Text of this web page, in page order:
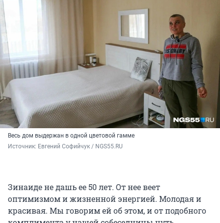
Весь дом выдержан в одной цветовой гамме
Источник: Евгений Софийчук / NGS55.RU
Зинаиде не дашь ее 50 лет. От нее веет
оптимизмом и жизненной энергией. Молодая и
красивая. Мы говорим ей об этом, и от подобного